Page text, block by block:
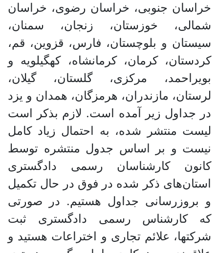
خراسان جنوبی، خراسان رضوی، خراسان
شمالی، خوزستان، زنجان، سمنان،
سیستان و بلوچستان، فارس، قزوین، قم،
کردستان، کرمان، کرمانشاه، کهگیلویه و
بویراحمد، مرکزی، گلستان، گیلان،
لرستان، مازندران، هرمزگان، همدان و یزد
در جداول زیر آمده است. لازم بذکر است
لیست منتشر شده، به احتمال زیاد کامل
نیست و بر اساس جدول منتشره توسط
کانون کارشناسان رسمی دادگستری
استان‌های ذکر شده در فوق در حال تکمیل
و بروزرسانی جداول هستیم. در صورتی
که کارشناس رسمی دادگستری ثبت
شرکتها، علائم تجاری و اختراعات هستید و